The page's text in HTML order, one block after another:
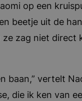
op een
beetje uit de
zag niet direct
vertelt
die ik ken van